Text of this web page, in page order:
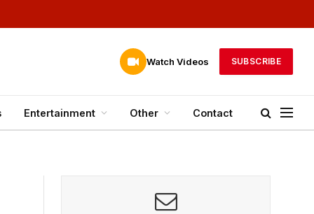
Watch Videos SUBSCRIBE
Entertainment Other Contact